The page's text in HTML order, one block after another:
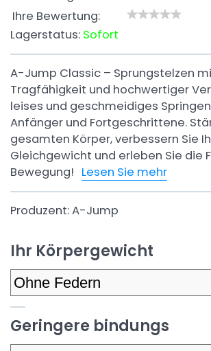
Ihre Bewertung:
Lagerstatus: Sofort
A-Jump Classic – Sprungstelzen
Tragfähigkeit und hochwertiger
leises und geschmeidiges
Anfänger und Fortgeschrittene.
gesamten Körper, verbessern Sie
Gleichgewicht und erleben Sie die
Bewegung! Lesen Sie mehr
Produzent:A-Jump
Ihr Körpergewicht
Geringere bindungs